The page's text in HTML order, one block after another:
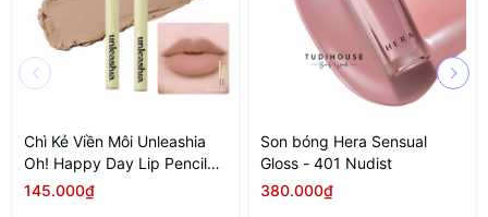
Chì Kẻ Viền Môi Unleashia
Oh! Happy Day Lip Pencil
0.8g .#No.7 Burnt Toast
145.000₫
Son bóng Hera Sensual
Gloss - 401 Nudist
380.000₫